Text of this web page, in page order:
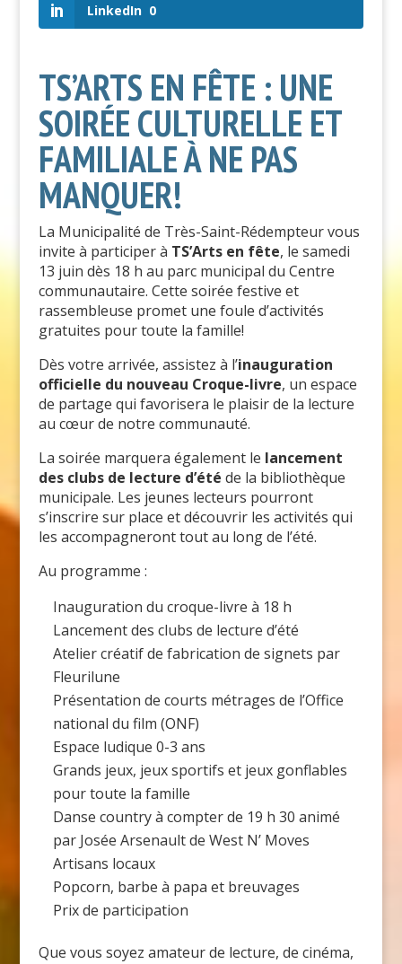
LinkedIn 0
TS’ARTS EN FÊTE : UNE
SOIRÉE CULTURELLE ET
FAMILIALE À NE PAS
MANQUER!
La Municipalité de Très-Saint-Rédempteur vous
invite à participer à TS’Arts en fête, le samedi
13 juin dès 18 h au parc municipal du Centre
communautaire. Cette soirée festive et
rassembleuse promet une foule d’activités
gratuites pour toute la famille!
Dès votre arrivée, assistez à l’inauguration
officielle du nouveau Croque-livre, un espace
de partage qui favorisera le plaisir de la lecture
au cœur de notre communauté.
La soirée marquera également le lancement
des clubs de lecture d’été de la bibliothèque
municipale. Les jeunes lecteurs pourront
s’inscrire sur place et découvrir les activités qui
les accompagneront tout au long de l’été.
Au programme :
Inauguration du croque-livre à 18 h
Lancement des clubs de lecture d’été
Atelier créatif de fabrication de signets par
Fleurilune
Présentation de courts métrages de l’Office
national du film (ONF)
Espace ludique 0-3 ans
Grands jeux, jeux sportifs et jeux gonflables
pour toute la famille
Danse country à compter de 19 h 30 animé
par Josée Arsenault de West N’ Moves
Artisans locaux
Popcorn, barbe à papa et breuvages
Prix de participation
Que vous soyez amateur de lecture, de cinéma,